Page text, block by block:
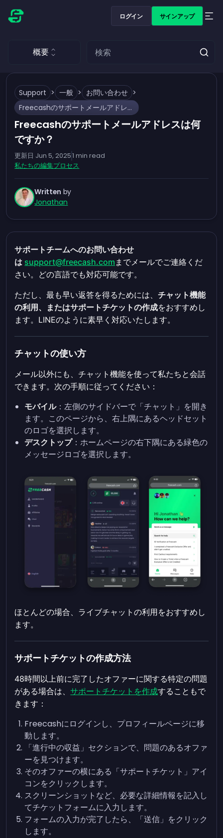
ログイン サインアップ
概要
Support > 一般 > お問い合わせ >
Freecashのサポートメールアドレスは何ですか？
Freecashのサポートメールアドレスは何
ですか？
更新日 Jun 5, 20251 min read
私たちの編集プロセス
Written by
Jonathan
サポートチームへのお問い合わせ
は support@freecash.com までメールでご連絡くだ
さい。どの言語でも対応可能です。
ただし、最も早い返答を得るためには、チャット機能
の利用、またはサポートチケットの作成をおすすめし
ます。LINEのように素早く対応いたします。
チャットの使い方
メール以外にも、チャット機能を使って私たちと会話
できます。次の手順に従ってください：
モバイル：左側のサイドバーで「チャット」を開き
ます。このページから、右上隅にあるヘッドセット
のロゴを選択します。
デスクトップ：ホームページの右下隅にある緑色の
メッセージロゴを選択します。
ほとんどの場合、ライブチャットの利用をおすすめし
ます。
サポートチケットの作成方法
48時間以上前に完了したオファーに関する特定の問題
がある場合は、サポートチケットを作成することもで
きます：
Freecashにログインし、プロフィールページに移
動します。
「進行中の収益」セクションで、問題のあるオファ
ーを見つけます。
そのオファーの横にある「サポートチケット」アイ
コンをクリックします。
スクリーンショットなど、必要な詳細情報を記入し
てチケットフォームに入力します。
フォームの入力が完了したら、「送信」をクリック
します。